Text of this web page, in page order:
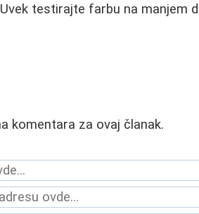
testirajte farbu na manjem
komentara za ovaj članak.